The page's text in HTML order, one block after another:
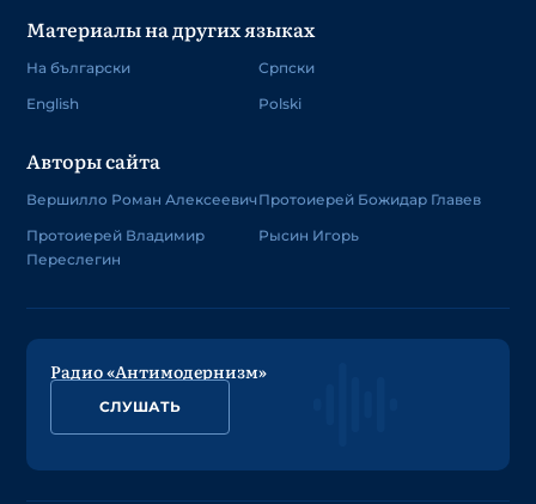
Материалы на других языках
На български
English
Српски
Polski
Авторы сайта
Вершилло Роман Алексеевич
Протоиерей Владимир
Переслегин
Протоиерей Божидар Главев
Рысин Игорь
Радио «Антимодернизм»
СЛУШАТЬ